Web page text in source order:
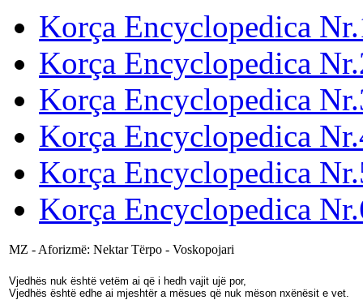
Korça Encyclopedica
Korça Encyclopedica
Korça Encyclopedica
Korça Encyclopedica
Korça Encyclopedica
Korça Encyclopedica
MZ - Aforizmë: Nektar Tërpo - Voskopojari
Vjedhës nuk është vetëm ai që i hedh vajit ujë por,
Vjedhës është edhe ai mjeshtër a mësues që nuk mëson nxënësit e vet.